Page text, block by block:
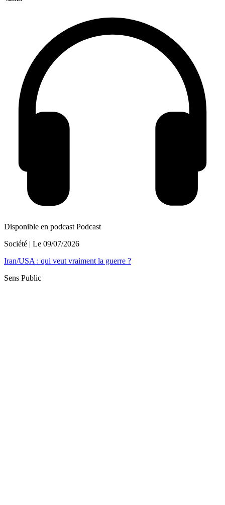
Disponible en podcast Podcast
Société | Le 09/07/2026
Iran/USA : qui veut vraiment la guerre ?
Sens Public